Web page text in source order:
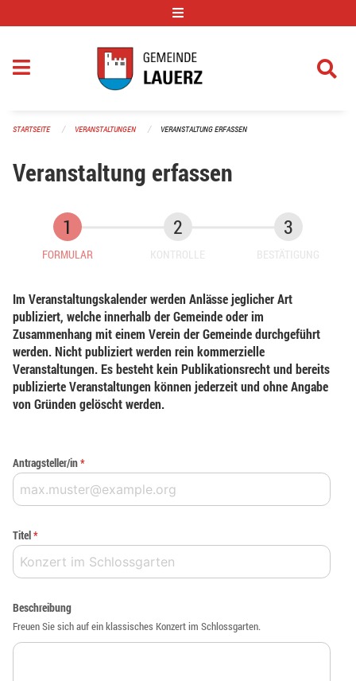
STARTSEITE VERANSTALTUNGEN VERANSTALTUNG ERFASSEN
Veranstaltung erfassen
FORMULAR KONTROLLE BESTÄTIGUNG
Im Veranstaltungskalender werden Anlässe jeglicher Art
publiziert, welche innerhalb der Gemeinde oder im
Zusammenhang mit einem Verein der Gemeinde durchgeführt
werden. Nicht publiziert werden rein kommerzielle
Veranstaltungen. Es besteht kein Publikationsrecht und bereits
publizierte Veranstaltungen können jederzeit und ohne Angabe
von Gründen gelöscht werden.
Antragsteller/in*
Titel*
Beschreibung
Freuen Sie sich auf ein klassisches Konzert im Schlossgarten.